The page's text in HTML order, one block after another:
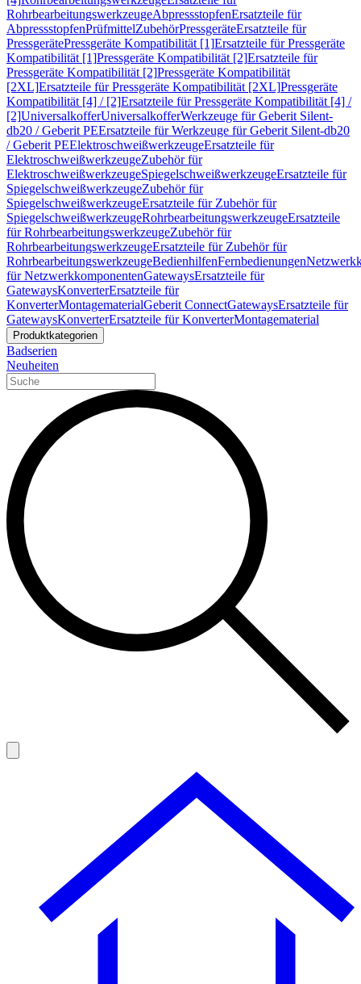
RohrbearbeitungswerkzeugeAbpressstopfenErsatzteile für
AbpressstopfenPrüfmittelZubehörPressgeräteErsatzteile für
PressgerätePressgeräte Kompatibilität [1]Ersatzteile für Pressgeräte
Kompatibilität [1]Pressgeräte Kompatibilität [2]Ersatzteile für
Pressgeräte Kompatibilität [2]Pressgeräte Kompatibilität
[2XL]Ersatzteile für Pressgeräte Kompatibilität [2XL]Pressgeräte
Kompatibilität [4] / [2]Ersatzteile für Pressgeräte Kompatibilität [4] /
[2]UniversalkofferUniversalkofferWerkzeuge für Geberit Silent-
db20 / Geberit PEErsatzteile für Werkzeuge für Geberit Silent-db20
/ Geberit PEElektroschweißwerkzeugeErsatzteile für
ElektroschweißwerkzeugeZubehör für
ElektroschweißwerkzeugeSpiegelschweißwerkzeugeErsatzteile für
SpiegelschweißwerkzeugeZubehör für
SpiegelschweißwerkzeugeErsatzteile für Zubehör für
SpiegelschweißwerkzeugeRohrbearbeitungswerkzeugeErsatzteile
für RohrbearbeitungswerkzeugeZubehör für
RohrbearbeitungswerkzeugeErsatzteile für Zubehör für
RohrbearbeitungswerkzeugeBedienhilfenFernbedienungen
für NetzwerkkomponentenGatewaysErsatzteile für
GatewaysKonverterErsatzteile für
KonverterMontagematerialGeberit ConnectGatewaysErsatzteile für
GatewaysKonverterErsatzteile für KonverterMontagematerial
Produktkategorien
Badserien
Neuheiten